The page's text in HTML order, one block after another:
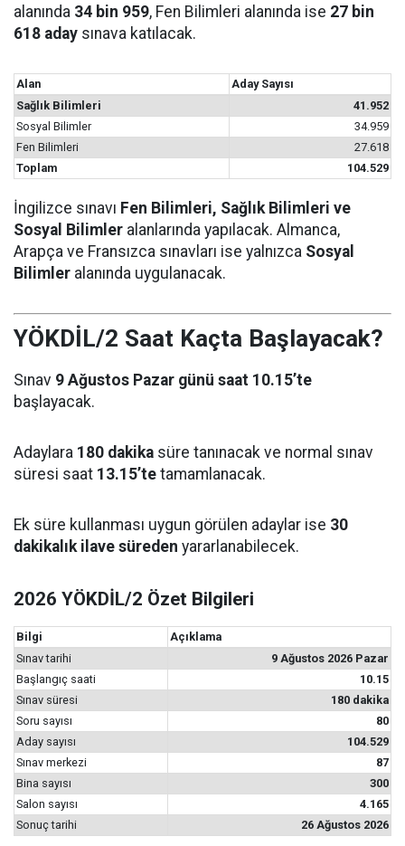
alanında 34 bin 959, Fen Bilimleri alanında ise 27 bin
618 aday sınava katılacak.
Alan
Aday Sayısı
Sağlık Bilimleri
41.952
Sosyal Bilimler
34.959
Fen Bilimleri
27.618
Toplam
104.529
İngilizce sınavı Fen Bilimleri, Sağlık Bilimleri ve
Sosyal Bilimler alanlarında yapılacak. Almanca,
Arapça ve Fransızca sınavları ise yalnızca Sosyal
Bilimler alanında uygulanacak.
YÖKDİL/2 Saat Kaçta Başlayacak?
Sınav 9 Ağustos Pazar günü saat 10.15’te
başlayacak.
Adaylara 180 dakika süre tanınacak ve normal sınav
süresi saat 13.15’te tamamlanacak.
Ek süre kullanması uygun görülen adaylar ise 30
dakikalık ilave süreden yararlanabilecek.
2026 YÖKDİL/2 Özet Bilgileri
Bilgi
Açıklama
Sınav tarihi
9 Ağustos 2026 Pazar
Başlangıç saati
10.15
Sınav süresi
180 dakika
Soru sayısı
80
Aday sayısı
104.529
Sınav merkezi
87
Bina sayısı
300
Salon sayısı
4.165
Sonuç tarihi
26 Ağustos 2026